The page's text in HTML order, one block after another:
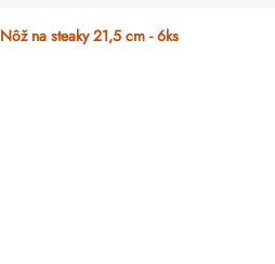
Nôž na steaky 21,5 cm - 6ks